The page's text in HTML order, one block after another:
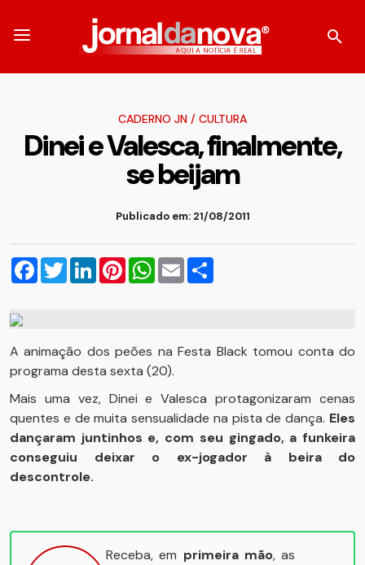
CADERNO JN / CULTURA
Dinei e Valesca, finalmente,
se beijam
Publicado em: 21/08/2011
Facebook
TwitterLinkedInPinterestWhatsApp
Email
A animação dos peões na Festa Black tomou conta do
programa desta sexta (20).
Mais uma vez, Dinei e Valesca protagonizaram cenas
quentes e de muita sensualidade na pista de dança. Eles
dançaram juntinhos e, com seu gingado, a funkeira
conseguiu deixar o ex-jogador à beira do
descontrole.
Receba, em primeira mão, as